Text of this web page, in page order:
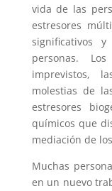
vida de las
estresores
significativos
personas.
imprevistos,
molestias de
estresores
químicos que
mediación de
Muchas
en un nuevo